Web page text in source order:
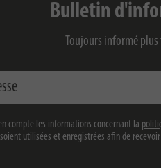
Bulletin
Toujours informé
compte les informations concernant la
utilisées et enregistrées afin de